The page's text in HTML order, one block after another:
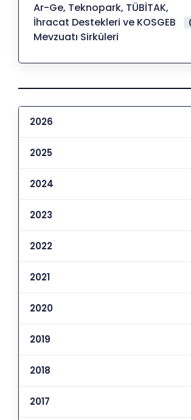
Ar-Ge, Teknopark, TÜBİTAK,
İhracat Destekleri ve KOSGEB
Mevzuatı Sirküleri
2026
2025
2024
2023
2022
2021
2020
2019
2018
2017